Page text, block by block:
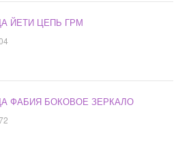
ЙЕТИ ЦЕПЬ ГРМ
ФАБИЯ БОКОВОЕ ЗЕРКАЛО